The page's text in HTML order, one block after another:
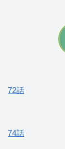
72話
74話